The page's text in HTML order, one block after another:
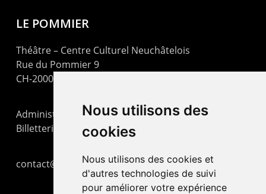
Nous utilisons des
cookies
Nous utilisons des cookies et
d'autres technologies de suivi
pour améliorer votre expérience
LE POMMIER
Théâtre – Centre Culturel Neuchâtelois
Rue du Pommier 9
CH-2000 Neuchâtel
Administration : +41 32 725 03 03
Billetterie : +41 32 725 05 05
contact@lepommier.ch